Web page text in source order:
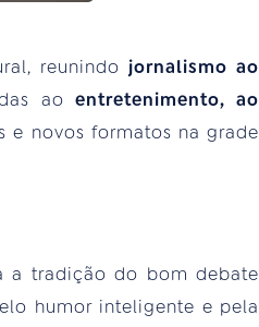
reunindo jornalismo ao
ao entretenimento, ao
e novos formatos na grade
a tradição do bom debate
humor inteligente e pela